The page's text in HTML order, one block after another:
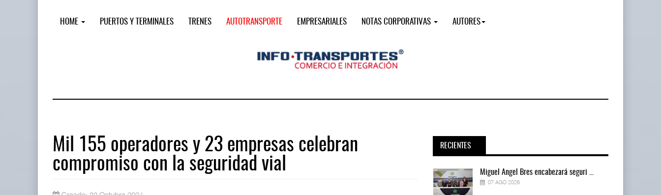
HOME PUERTOS Y TERMINALES TRENES AUTOTRANSPORTE EMPRESARIALES NOTAS CORPORATIVAS AUTORES
Mil 155 operadores y 23 empresas celebran
compromiso con la seguridad vial
RECIENTES
Miguel Ángel Bres encabezará seguri ... Miguel Ángel Bres encabezará seguri ...
07 AGO 2026